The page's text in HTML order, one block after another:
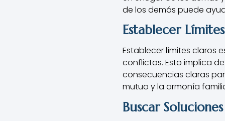
de los demás puede
Establecer
Establecer límites claros
conflictos. Esto implica
consecuencias claras
mutuo y la armonía
Buscar